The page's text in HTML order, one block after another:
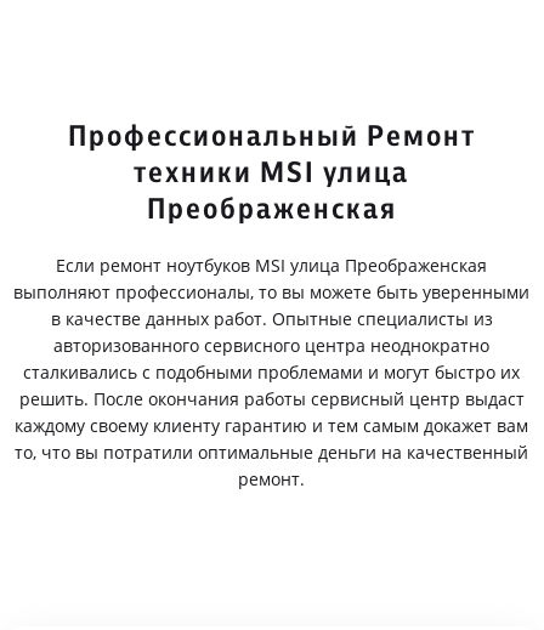
Профессиональный Ремонт
техники MSI улица
Преображенская
Если ремонт ноутбуков MSI улица Преображенская
выполняют профессионалы, то вы можете быть уверенными
в качестве данных работ. Опытные специалисты из
авторизованного сервисного центра неоднократно
сталкивались с подобными проблемами и могут быстро их
решить. После окончания работы сервисный центр выдаст
каждому своему клиенту гарантию и тем самым докажет вам
то, что вы потратили оптимальные деньги на качественный
ремонт.